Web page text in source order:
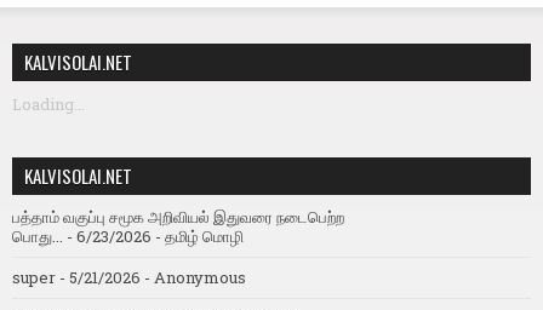
KALVISOLAI.NET
Loading...
KALVISOLAI.NET
பத்தாம் வகுப்பு சமூக அறிவியல் இதுவரை நடைபெற்ற
பொது... - 6/23/2026 - தமிழ் மொழி
super - 5/21/2026 - Anonymous